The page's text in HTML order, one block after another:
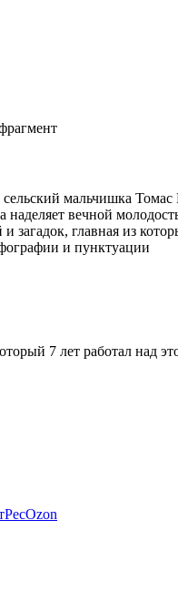
мальчишка
вечной
загадок, главная из
и пунктуации
7 лет работал над
Ozon